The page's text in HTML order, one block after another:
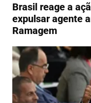
Brasil reage a
expulsar agente
Ramagem